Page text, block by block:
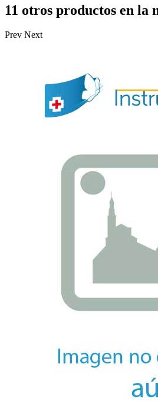
11 otros productos en la
Prev Next